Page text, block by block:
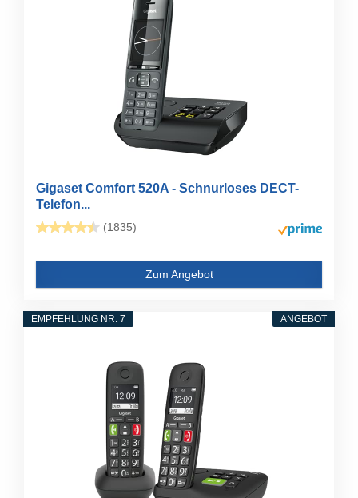
Gigaset Comfort 520A - Schnurloses DECT-
Telefon...
(1835)
Zum Angebot
ANGEBOT
EMPFEHLUNG NR. 7